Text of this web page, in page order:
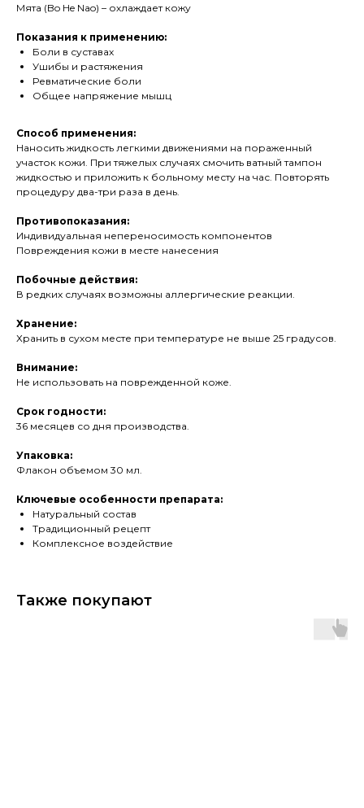
Мята (Bo He Nao) – охлаждает кожу
Показания к применению:
Боли в суставах
Ушибы и растяжения
Ревматические боли
Общее напряжение мышц
Способ применения:
Наносить жидкость легкими движениями на пораженный
участок кожи. При тяжелых случаях смочить ватный тампон
жидкостью и приложить к больному месту на час. Повторять
процедуру два-три раза в день.
Противопоказания:
Индивидуальная непереносимость компонентов
Повреждения кожи в месте нанесения
Побочные действия:
В редких случаях возможны аллергические реакции.
Хранение:
Хранить в сухом месте при температуре не выше 25 градусов.
Внимание:
Не использовать на поврежденной коже.
Срок годности:
36 месяцев со дня производства.
Упаковка:
Флакон объемом 30 мл.
Ключевые особенности препарата:
Натуральный состав
Традиционный рецепт
Комплексное воздействие
Также покупают